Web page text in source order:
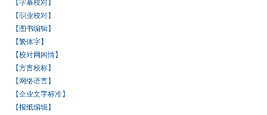
【字幕校对】
【职业校对】
【图书编辑】
【繁体字】
【校对网闲情】
【方言校标】
【网络语言】
【企业文字标准】
【报纸编辑】